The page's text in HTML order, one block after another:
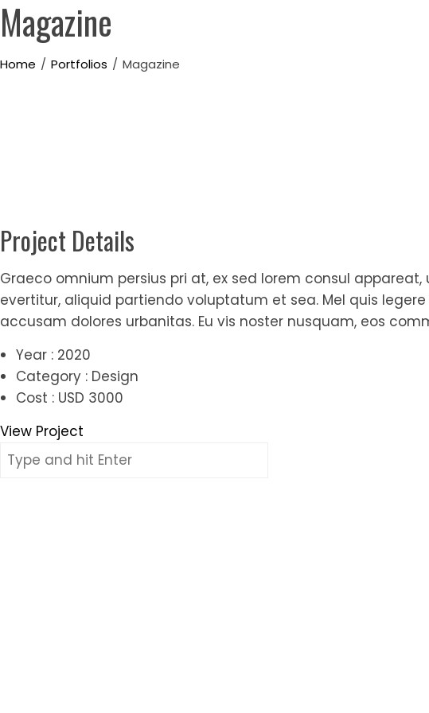
Skip
to
content
Magazine
Home Portfolios Magazine
Project Details
Graeco omnium persius pri at, ex sed lorem consul
evertitur, aliquid partiendo voluptatum et sea. Mel quis
accusam dolores urbanitas. Eu vis noster nusquam, eos
Year : 2020
Category : Design
Cost : USD 3000
View Project